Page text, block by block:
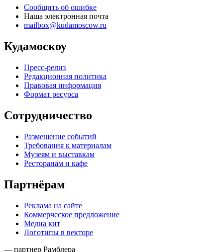
Сообщить об ошибке
Наша электронная почта
mailbox@kudamoscow.ru
Кудамоскоу
Пресс-релиз
Редакционная политика
Правовая информация
Формат ресурса
Сотрудничество
Размещение событий
Требования к материалам
Музеям и выставкам
Ресторанам и кафе
Партнёрам
Реклама на сайте
Коммерческое предложение
Медиа кит
Логотипы в векторе
— партнер Рамблера